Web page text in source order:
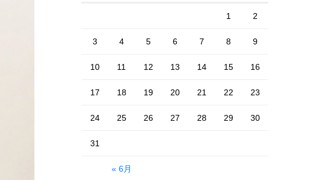
« 6月
1 2
3 4 5 6 7 8 9
10 11 12 13 14 15 16
17 18 19 20 21 22 23
24 25 26 27 28 29 30
31